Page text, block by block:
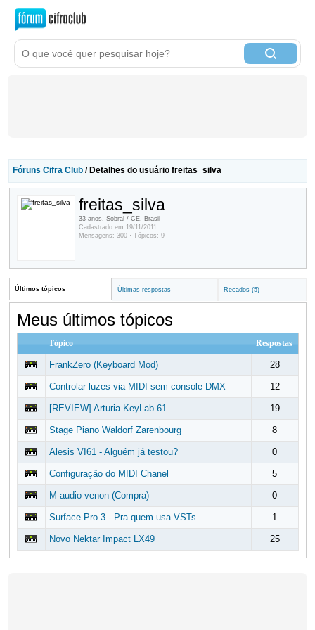
Fóruns Cifra Club/ Detalhes do usuário freitas_silva
freitas_silva
33 anos, Sobral / CE, Brasil
Cadastrado em 19/11/2011
Mensagens: 300 · Tópicos: 9
Últimos tópicos Últimas respostas Recados (5)
Meus últimos tópicos
Tópico Respostas
FrankZero (Keyboard Mod) 28
Controlar luzes via MIDI sem console DMX 12
[REVIEW] Arturia KeyLab 61 19
Stage Piano Waldorf Zarenbourg 8
Alesis VI61 - Alguém já testou? 0
Configuração do MIDI Chanel 5
M-audio venon (Compra) 0
Surface Pro 3 - Pra quem usa VSTs 1
Novo Nektar Impact LX49 25